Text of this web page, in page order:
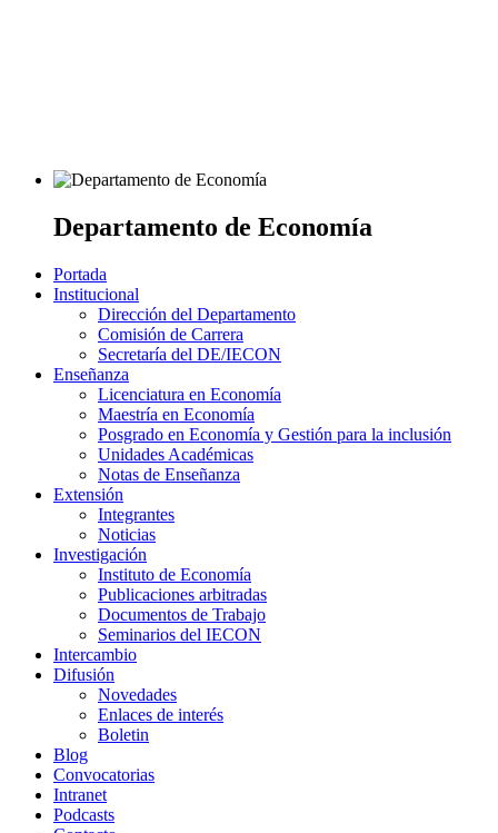
Departamento de Economía
Portada
Institucional
Dirección del Departamento
Comisión de Carrera
Secretaría del DE/IECON
Enseñanza
Licenciatura en Economía
Maestría en Economía
Posgrado en Economía y Gestión para la inclusión
Unidades Académicas
Notas de Enseñanza
Extensión
Integrantes
Noticias
Investigación
Instituto de Economía
Publicaciones arbitradas
Documentos de Trabajo
Seminarios del IECON
Intercambio
Difusión
Novedades
Enlaces de interés
Boletin
Blog
Convocatorias
Intranet
Podcasts